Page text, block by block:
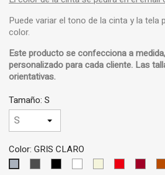
Puede variar el tono de la cinta y la tela
color.
Este producto se confecciona a
personalizadopara cada cliente. Las
orientativas.
Tamaño: S
Color: GRIS CLARO